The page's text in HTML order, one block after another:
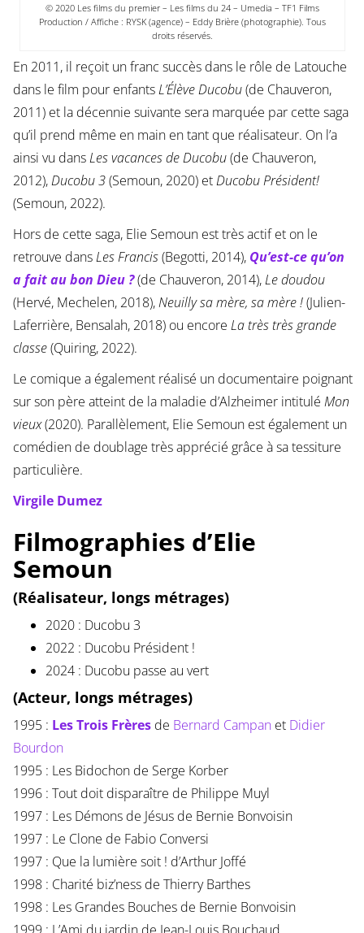
© 2020 Les films du premier – Les films du 24 – Umedia – TF1 Films
Production / Affiche : RYSK (agence) – Eddy Brière (photographie). Tous
droits réservés.
En 2011, il reçoit un franc succès dans le rôle de Latouche
dans le film pour enfantsL’Élève Ducobu(de Chauveron,
2011) et la décennie suivante sera marquée par cette saga
qu’il prend même en main en tant que réalisateur. On l’a
ainsi vu dansLes vacances de Ducobu(de Chauveron,
2012),Ducobu 3(Semoun, 2020) etDucobu Président!
(Semoun, 2022).
Hors de cette saga, Elie Semoun est très actif et on le
retrouve dansLes Francis(Begotti, 2014), Qu’est-ce qu’on
a fait au bon Dieu ?(de Chauveron, 2014),Le doudou
(Hervé, Mechelen, 2018),Neuilly sa mère, sa mère !(Julien-
Laferrière, Bensalah, 2018) ou encore La très très grande
classe(Quiring, 2022).
Le comique a également réalisé un documentaire poignant
sur son père atteint de la maladie d’Alzheimer intitulé Mon
vieux(2020). Parallèlement, Elie Semoun est également un
comédien de doublage très apprécié grâce à sa tessiture
particulière.
Virgile Dumez
Filmographies d’Elie
Semoun
(Réalisateur, longs métrages)
2020 : Ducobu 3
2022 : Ducobu Président !
2024 : Ducobu passe au vert
(Acteur, longs métrages)
1995 : Les Trois Frères de Bernard Campanet Didier
Bourdon
1995 : Les Bidochon de Serge Korber
1996 : Tout doit disparaître de Philippe Muyl
1997 : Les Démons de Jésus de Bernie Bonvoisin
1997 : Le Clone de Fabio Conversi
1997 : Que la lumière soit ! d’Arthur Joffé
1998 : Charité biz’ness de Thierry Barthes
1998 : Les Grandes Bouches de Bernie Bonvoisin